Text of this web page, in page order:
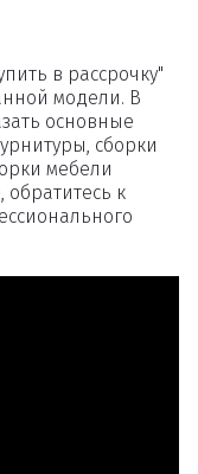
в рассрочку"
модели. В
основные
сборки
мебели
к